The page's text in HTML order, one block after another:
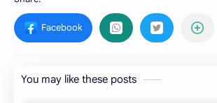
You may like these posts